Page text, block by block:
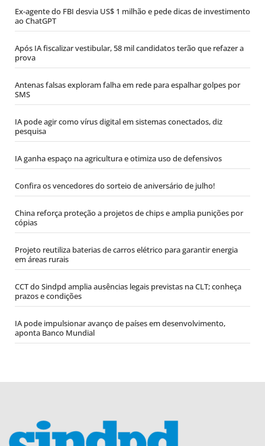
Ex-agente do FBI desvia US$ 1 milhão e pede dicas de investimento
ao ChatGPT
Após IA fiscalizar vestibular, 58 mil candidatos terão que refazer a
prova
Antenas falsas exploram falha em rede para espalhar golpes por
SMS
IA pode agir como vírus digital em sistemas conectados, diz
pesquisa
IA ganha espaço na agricultura e otimiza uso de defensivos
Confira os vencedores do sorteio de aniversário de julho!
China reforça proteção a projetos de chips e amplia punições por
cópias
Projeto reutiliza baterias de carros elétrico para garantir energia
em áreas rurais
CCT do Sindpd amplia ausências legais previstas na CLT; conheça
prazos e condições
IA pode impulsionar avanço de países em desenvolvimento,
aponta Banco Mundial